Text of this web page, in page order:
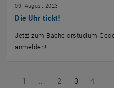
Die Uhr tickt!
09. August 2023
Jetzt zum Bachelorstudium
anmelden!
Seite 1 von 4
1 Seite 2 von 4
2 Seite 3 von 4
3 Seite 4
4